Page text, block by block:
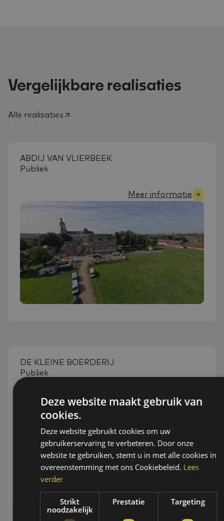
Vergelijkbare realisaties
Alle realisaties
ABDIJ VAN VLIERBEEK
Publiek
Meer informatie
DE KLEINE BOERDERIJ
Publiek
Meer informatie
Deze website maakt gebruik van
cookies.
Deze website gebruikt cookies om uw
gebruikerservaring te verbeteren. Door onze
website te gebruiken, stemt u in met alle cookies in
overeenstemming met ons Cookiebeleid. Lees
verder
Strikt
noodzakelijk
Prestatie Targeting